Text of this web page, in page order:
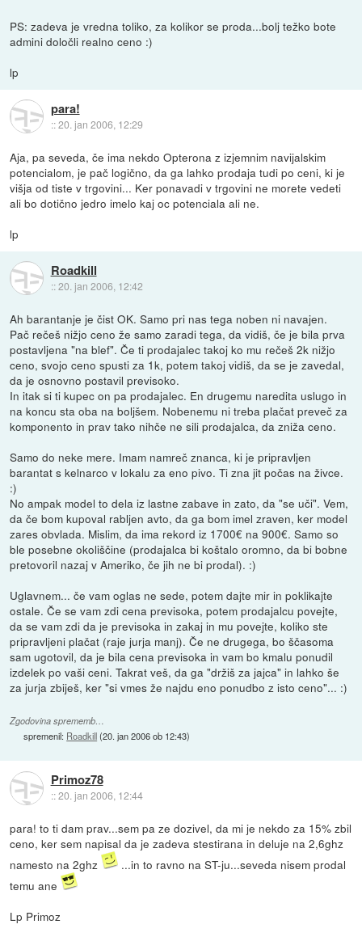
PS: zadeva je vredna toliko, za kolikor se proda...bolj težko bote
admini določli realno ceno :)
lp
para!
::20. jan 2006, 12:29
Aja, pa seveda, če ima nekdo Opterona z izjemnim navijalskim
potencialom, je pač logično, da ga lahko prodaja tudi po ceni, ki je
višja od tiste v trgovini... Ker ponavadi v trgovini ne morete vedeti
ali bo dotično jedro imelo kaj oc potenciala ali ne.
lp
Roadkill
::20. jan 2006, 12:42
Ah barantanje je čist OK. Samo pri nas tega noben ni navajen.
Pač rečeš nižjo ceno že samo zaradi tega, da vidiš, če je bila prva
postavljena "na blef". Če ti prodajalec takoj ko mu rečeš 2k nižjo
ceno, svojo ceno spusti za 1k, potem takoj vidiš, da se je zavedal,
da je osnovno postavil previsoko.
In itak si ti kupec on pa prodajalec. En drugemu naredita uslugo in
na koncu sta oba na boljšem. Nobenemu ni treba plačat preveč za
komponento in prav tako nihče ne sili prodajalca, da zniža ceno.
Samo do neke mere. Imam namreč znanca, ki je pripravljen
barantat s kelnarco v lokalu za eno pivo. Ti zna jit počas na živce.
:)
No ampak model to dela iz lastne zabave in zato, da "se uči". Vem,
da če bom kupoval rabljen avto, da ga bom imel zraven, ker model
zares obvlada. Mislim, da ima rekord iz 1700€ na 900€. Samo so
ble posebne okoliščine (prodajalca bi koštalo oromno, da bi bobne
pretovoril nazaj v Ameriko, če jih ne bi prodal). :)
Uglavnem... če vam oglas ne sede, potem dajte mir in poklikajte
ostale. Če se vam zdi cena previsoka, potem prodajalcu povejte,
da se vam zdi da je previsoka in zakaj in mu povejte, koliko ste
pripravljeni plačat (raje jurja manj). Če ne drugega, bo ščasoma
sam ugotovil, da je bila cena previsoka in vam bo kmalu ponudil
izdelek po vaši ceni. Takrat veš, da ga "držiš za jajca" in lahko še
za jurja zbiješ, ker "si vmes že najdu eno ponudbo z isto ceno"... :)
Zgodovina sprememb…
spremenil: Roadkill(20. jan 2006 ob 12:43)
Primoz78
::20. jan 2006, 12:44
para! to ti dam prav...sem pa ze dozivel, da mi je nekdo za 15% zbil
ceno, ker sem napisal da je zadeva stestirana in deluje na 2,6ghz
namesto na 2ghz
...in to ravno na ST-ju...seveda nisem prodal
temu ane
Lp Primoz